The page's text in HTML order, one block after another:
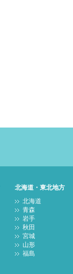
北海道・東北地方
北海道
青森
岩手
秋田
宮城
山形
福島